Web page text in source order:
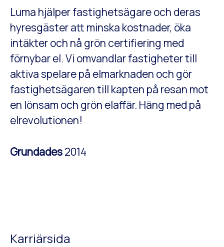
Luma hjälper fastighetsägare och deras
hyresgäster att minska kostnader, öka
intäkter och nå grön certifiering med
förnybar el. Vi omvandlar fastigheter till
aktiva spelare på elmarknaden och gör
fastighetsägaren till kapten på resan mot
en lönsam och grön elaffär. Häng med på
elrevolutionen!
Grundades2014
Karriärsida